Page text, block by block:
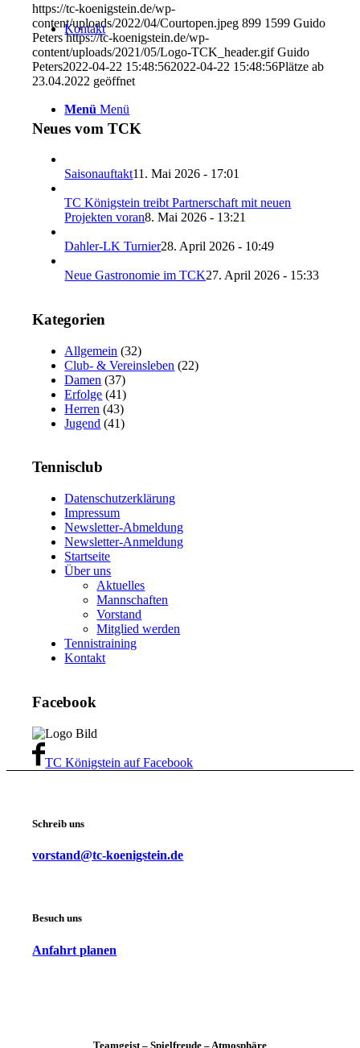
Kontakt
Menü Menü
https://tc-koenigstein.de/wp-
content/uploads/2022/04/Courtopen.jpeg 899 1599 Guido
Peters https://tc-koenigstein.de/wp-
content/uploads/2021/05/Logo-TCK_header.gif Guido
Peters2022-04-22 15:48:562022-04-22 15:48:56Plätze ab
23.04.2022 geöffnet
Neues vom TCK
Saisonauftakt11. Mai 2026 - 17:01
TC Königstein treibt Partnerschaft mit neuen
Projekten voran8. Mai 2026 - 13:21
Dahler-LK Turnier28. April 2026 - 10:49
Neue Gastronomie im TCK27. April 2026 - 15:33
Kategorien
Allgemein (32)
Club- & Vereinsleben (22)
Damen (37)
Erfolge (41)
Herren (43)
Jugend (41)
Tennisclub
Datenschutzerklärung
Impressum
Newsletter-Abmeldung
Newsletter-Anmeldung
Startseite
Über uns
Aktuelles
Mannschaften
Vorstand
Mitglied werden
Tennistraining
Kontakt
Facebook
TC Königstein auf Facebook
Schreib uns
vorstand@tc-koenigstein.de
Besuch uns
Anfahrt planen
Teamgeist – Spielfreude – Atmosphäre